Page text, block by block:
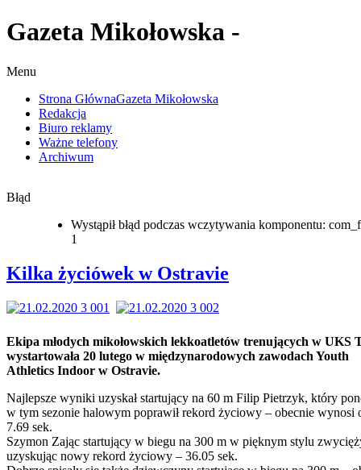
Gazeta Mikołowska -
Menu
Strona GłównaGazeta Mikołowska
Redakcja
Biuro reklamy
Ważne telefony
Archiwum
Błąd
Wystąpił błąd podczas wczytywania komponentu:
1
Kilka życiówek w Ostravie
Ekipa młodych mikołowskich lekkoatletów trenujących w UKS
wystartowała 20 lutego w międzynarodowych zawodach Youth
Athletics Indoor w Ostravie.
Najlepsze wyniki uzyskał startujący na 60 m Filip Pietrzyk, który
w tym sezonie halowym poprawił rekord życiowy – obecnie wynosi
7.69 sek.
Szymon Zając startujący w biegu na 300 m w pięknym stylu
uzyskując nowy rekord życiowy – 36.05 sek.